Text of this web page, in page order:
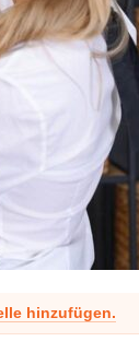
hinzufügen.